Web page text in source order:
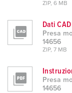
ZIP, 6 MB
Dati
Presa
14656
ZIP, 7 MB
Presa
14656